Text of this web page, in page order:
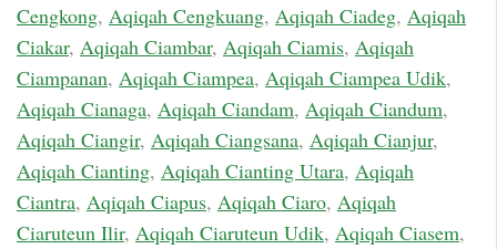
Cengkong, Aqiqah Cengkuang, Aqiqah Ciadeg, Aqiqah
Ciakar, Aqiqah Ciambar, Aqiqah Ciamis, Aqiqah
Ciampanan, Aqiqah Ciampea, Aqiqah Ciampea Udik,
Aqiqah Cianaga, Aqiqah Ciandam, Aqiqah Ciandum,
Aqiqah Ciangir, Aqiqah Ciangsana, Aqiqah Cianjur,
Aqiqah Cianting, Aqiqah Cianting Utara, Aqiqah
Ciantra, Aqiqah Ciapus, Aqiqah Ciaro, Aqiqah
Ciaruteun Ilir, Aqiqah Ciaruteun Udik, Aqiqah Ciasem,